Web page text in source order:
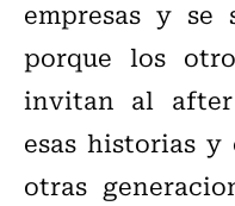
empresas y se
porque los
invitan al
esas historias y
otras